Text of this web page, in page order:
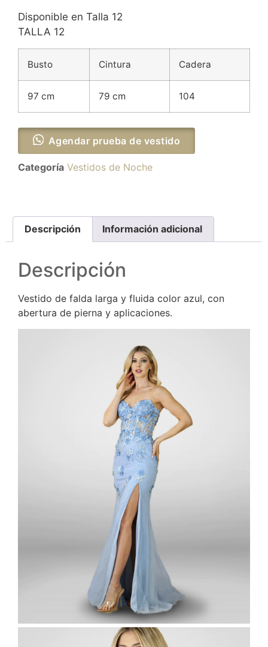
Disponible en Talla 12
TALLA 12
Busto Cintura Cadera
97 cm 79 cm 104
Agendar prueba de vestido
Categoría Vestidos de Noche
Descripción Información adicional
Descripción
Vestido de falda larga y fluida color azul, con
abertura de pierna y aplicaciones.